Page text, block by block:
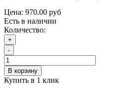
Цена: 970.00 руб
Есть в наличии
Количество:
+
-
В корзину
Купить в 1 клик